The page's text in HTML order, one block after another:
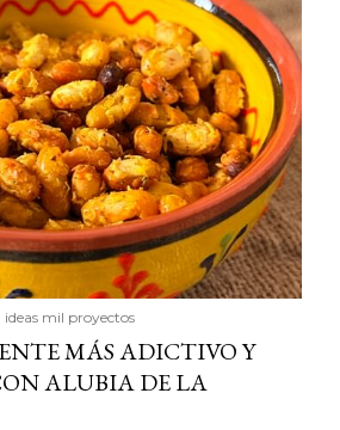
ideas mil proyectos
MÁS ADICTIVO Y
ALUBIA DE LA